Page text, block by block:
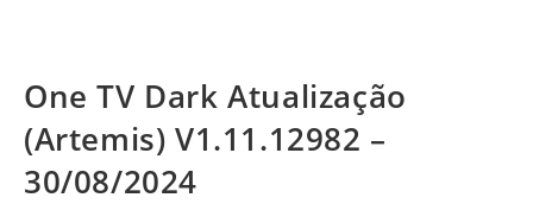
One TV Dark Atualização
(Artemis) V1.11.12982 –
30/08/2024